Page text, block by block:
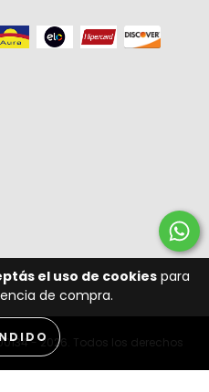
el uso de cookies para
de compra.
- 2026. Todos los derechos